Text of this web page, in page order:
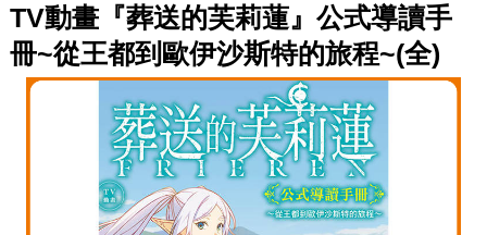
TV動畫『葬送的芙莉蓮』公式導讀手
冊~從王都到歐伊沙斯特的旅程~(全)